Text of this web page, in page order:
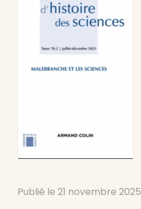
Publié le 21 novembre 2025